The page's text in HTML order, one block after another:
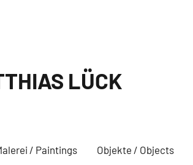
LÜCK
/ Paintings Objekte / Objects